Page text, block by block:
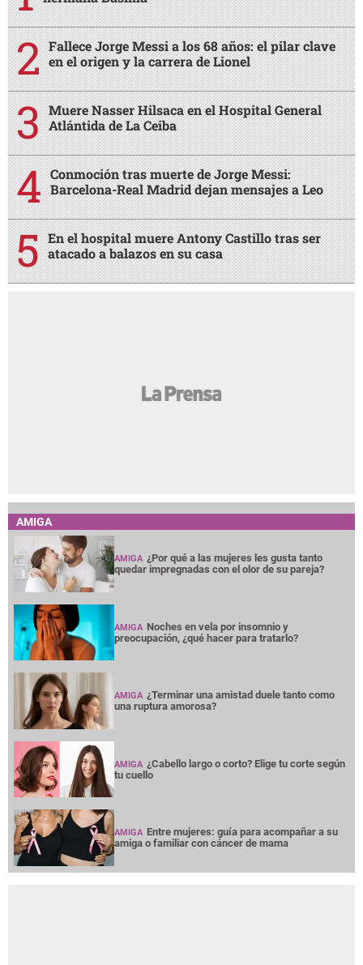
Fallece Jorge Messi a los 68 años: el pilar clave
en el origen y la carrera de Lionel
Muere Nasser Hilsaca en el Hospital General
Atlántida de La Ceiba
Conmoción tras muerte de Jorge Messi:
Barcelona-Real Madrid dejan mensajes a Leo
En el hospital muere Antony Castillo tras ser
atacado a balazos en su casa
AMIGA
AMIGA ¿Por qué a las mujeres les gusta tanto
quedar impregnadas con el olor de su pareja?
AMIGA Noches en vela por insomnio y
preocupación, ¿qué hacer para tratarlo?
AMIGA ¿Terminar una amistad duele tanto como
una ruptura amorosa?
AMIGA ¿Cabello largo o corto? Elige tu corte según
tu cuello
AMIGA Entre mujeres: guía para acompañar a su
amiga o familiar con cáncer de mama